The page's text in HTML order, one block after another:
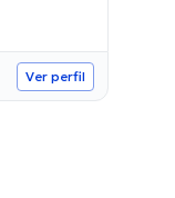
Ver perfil